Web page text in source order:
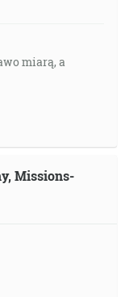
miarą, a
Missions-